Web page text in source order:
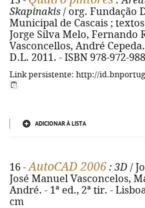
Skapinakis / org. Fundação
Municipal de Cascais ;
Jorge Silva Melo, Fernando
Vasconcellos, André
D.L. 2011. - ISBN 978-972-
Link persistente: http://
ADICIONAR À LISTA
16 -AutoCAD 2006 : 3D /
José Manuel Vasconcelos,
André. - 1ª ed., 2ª tir. -
cm